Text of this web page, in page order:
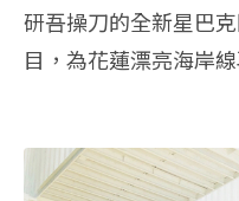
研吾操刀的全新星巴
目，為花蓮漂亮海岸